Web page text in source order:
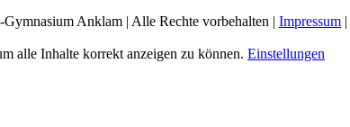
Anklam | Alle Rechte vorbehalten | Impressum |
alle Inhalte korrekt anzeigen zu können. Einstellungen